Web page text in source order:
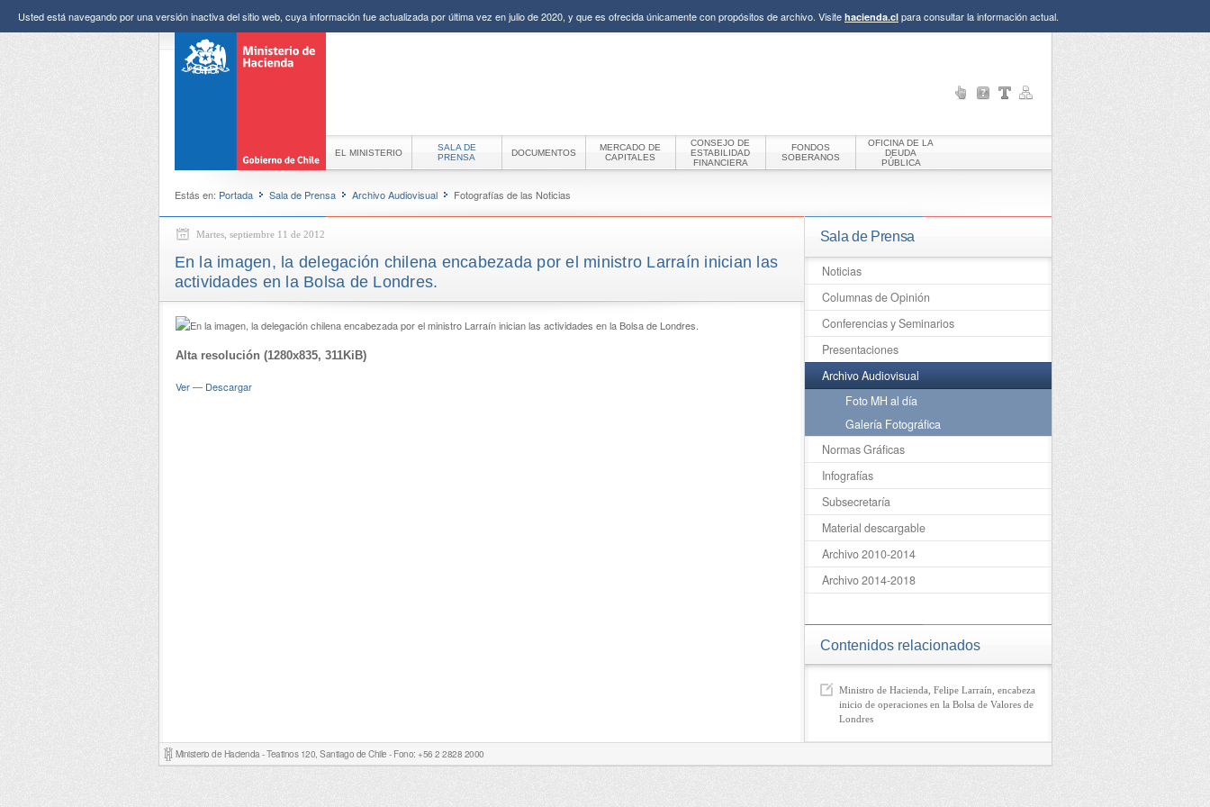
Usted está navegando por una versión inactiva del sitio web, cuya información fue actualizada por última vez en julio de 2020, y que es ofrecida únicamente con propósitos de archivo. Visite hacienda.cl para consultar la información actual.
EL MINISTERIO
SALA DE
PRENSA
DOCUMENTOS
MERCADO DE
CAPITALES
CONSEJO DE
ESTABILIDAD
FINANCIERA
FONDOS
SOBERANOS
OFICINA DE LA
DEUDA
PÚBLICA
Estás en: Portada Sala de Prensa Archivo Audiovisual Fotografías de las Noticias
Sala de Prensa
Noticias
Columnas de Opinión
Conferencias y Seminarios
Presentaciones
Archivo Audiovisual
Foto MH al día
Galería Fotográfica
Normas Gráficas
Infografías
Subsecretaría
Material descargable
Archivo 2010-2014
Archivo 2014-2018
Contenidos relacionados
Ministro de Hacienda, Felipe Larraín, encabeza
inicio de operaciones en la Bolsa de Valores de
Londres
Martes, septiembre 11 de 2012
En la imagen, la delegación chilena encabezada por el ministro Larraín inician las
actividades en la Bolsa de Londres.
Alta resolución (1280x835, 311KiB)
Ver— Descargar
Ministerio de Hacienda - Teatinos 120, Santiago de Chile - Fono: +56 2 2828 2000